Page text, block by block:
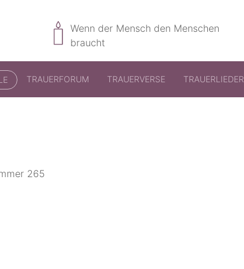
Wenn der Mensch den Menschen
braucht
TRAUERFORUM TRAUERVERSE TRAUERLIEDER
265